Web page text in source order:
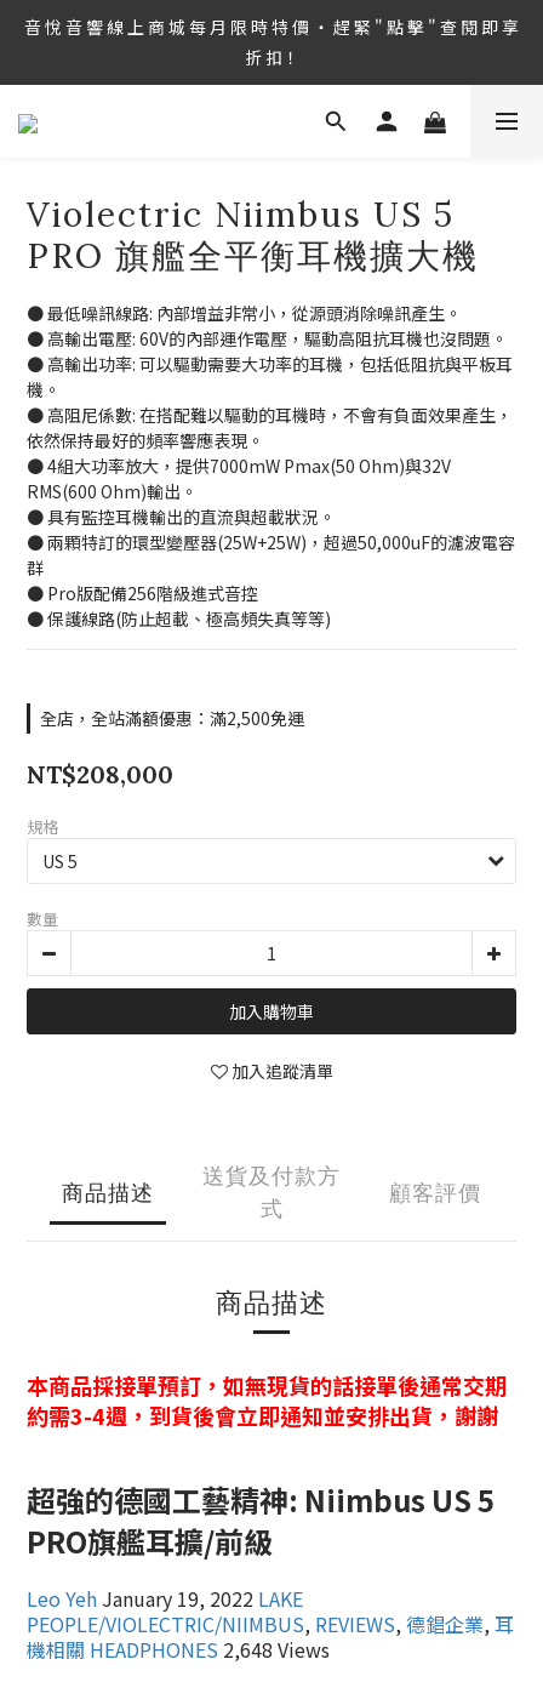
8/6 ~ 8/9 第36屆 TAA 國 際 Hi-End 音 響 大 展 情 熱 開 演 ‧  音 悅
音 響 1127 號 房 期 待 與 您 相 見
音 悅 音 響 線 上 商 城 每 月 限 時 特 價 ‧ 趕 緊 " 點 擊 " 查 閱 即 享
折 扣！
8/6 ~ 8/9 第36屆 TAA 國 際 Hi-End 音 響 大 展 情 熱 開 演 ‧  音 悅
Violectric Niimbus US 5
PRO 旗艦全平衡耳機擴大機
● 最低噪訊線路: 內部增益非常小，從源頭消除噪訊產生。
● 高輸出電壓: 60V的內部運作電壓，驅動高阻抗耳機也沒問題。
● 高輸出功率: 可以驅動需要大功率的耳機，包括低阻抗與平板耳
機。
● 高阻尼係數: 在搭配難以驅動的耳機時，不會有負面效果產生，
依然保持最好的頻率響應表現。
● 4組大功率放大，提供7000mW Pmax(50 Ohm)與32V
RMS(600 Ohm)輸出。
● 具有監控耳機輸出的直流與超載狀況。
● 兩顆特訂的環型變壓器(25W+25W)，超過50,000uF的濾波電容
群
● Pro版配備256階級進式音控
● 保護線路(防止超載、極高頻失真等等)
全店，全站滿額優惠：滿2,500免運
NT$208,000
規格
數量
加入購物車
加入追蹤清單
商品描述
送貨及付款方
式
顧客評價
商品描述
本商品採接單預訂，如無現貨的話接單後通常交期
約需3-4週，到貨後會立即通知並安排出貨，謝謝
超強的德國工藝精神: Niimbus US 5
PRO旗艦耳擴/前級
Leo Yeh January 19, 2022 LAKE
PEOPLE/VIOLECTRIC/NIIMBUS, REVIEWS,德錩企業,耳
機相關 HEADPHONES 2,648 Views